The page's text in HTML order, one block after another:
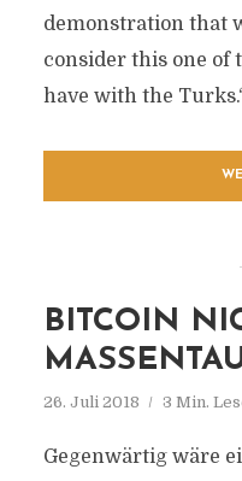
demonstration that
consider this one of
have with the
BITCOIN
26. Juli 2018 3 Min.
Gegenwärtig wäre